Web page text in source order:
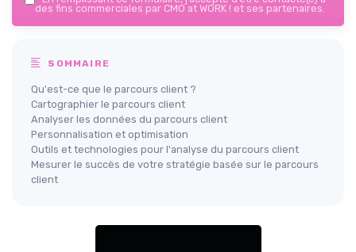
des fins commerciales par CMO at WORK ! et ses partenaires.
SOMMAIRE
Qu'est-ce que le parcours client ?
Cartographier le parcours client
Analyser les données du parcours client
Personnalisation et optimisation
Outils et technologies pour l'analyse du parcours client
Mesurer le succès de votre stratégie basée sur le parcours
client